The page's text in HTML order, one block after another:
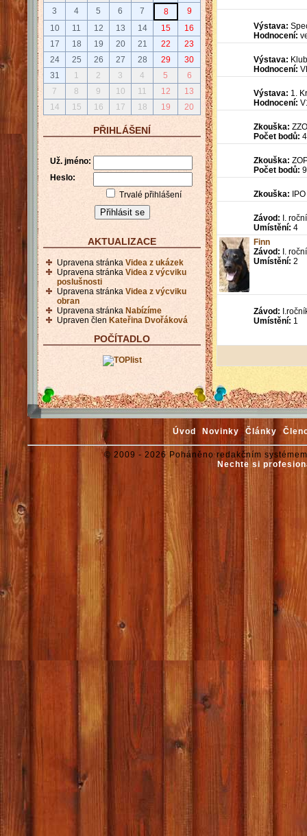
Výstava:
Hodnocení:
Výstava:
Hodnocení:
Výstava: 1.
Hodnocení:
Zkouška: ZZO
Počet bodů:
Zkouška:
Počet bodů:
Zkouška: IPO
Závod: I.
Umístění: 4
Finn
Závod: I.
Umístění: 2
Závod:
Umístění: 1
3
4 5 6 7 8
9
10
11 12 13 14 15
16
17
18 19 20 21 22
23
24
25 26 27 28 29
30
31
1 2 3 4 5
6
7
8 9 10 11 12
13
14
15 16 17 18 19 20
PŘIHLÁŠENÍ
Už. jméno:
Heslo:
Trvalé přihlášení
AKTUALIZACE
Upravena stránka Videa z ukázek
Upravena stránka Videa z výcviku
poslušnosti
Upravena stránka Videa z výcviku
obran
Upravena stránka Nabízíme
Upraven člen Kateřina Dvořáková
POČÍTADLO
Úvod Novinky Články
© 2009 - 2026 Poháněno redakčním
Nechte si